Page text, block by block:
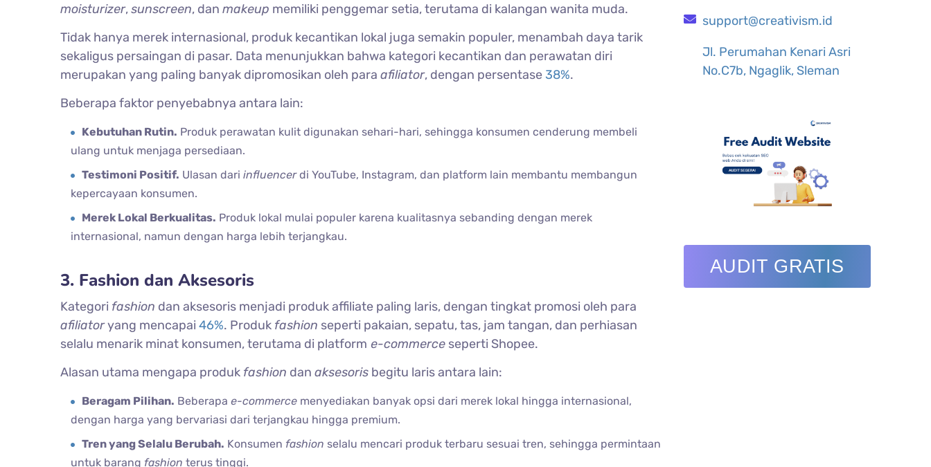
moisturizer,sunscreen, dan makeup memiliki penggemar setia, terutama di kalangan wanita muda.
Tidak hanya merek internasional, produk kecantikan lokal juga semakin populer, menambah daya tarik
sekaligus persaingan di pasar. Data menunjukkan bahwa kategori kecantikan dan perawatan diri
merupakan yang paling banyak dipromosikan oleh para afiliator, dengan persentase38%.
Beberapa faktor penyebabnya antara lain:
Kebutuhan Rutin. Produk perawatan kulit digunakan sehari-hari, sehingga konsumen cenderung membeli
ulang untuk menjaga persediaan.
Testimoni Positif. Ulasan dari influencerdi YouTube, Instagram, dan platform lain membantu membangun
kepercayaan konsumen.
Merek Lokal Berkualitas. Produk lokal mulai populer karena kualitasnya sebanding dengan merek
internasional, namun dengan harga lebih terjangkau.
3. Fashion dan Aksesoris
Kategori fashion dan aksesoris menjadi produk affiliate paling laris, dengan tingkat promosi oleh para
afiliatoryang mencapai 46%. Produk fashion seperti pakaian, sepatu, tas, jam tangan, dan perhiasan
selalu menarik minat konsumen, terutama di platform e-commerce seperti Shopee.
Alasan utama mengapa produk fashion dan aksesoris begitu laris antara lain:
Beragam Pilihan. Beberapa e-commerce menyediakan banyak opsi dari merek lokal hingga internasional,
dengan harga yang bervariasi dari terjangkau hingga premium.
Tren yang Selalu Berubah. Konsumen fashion selalu mencari produk terbaru sesuai tren, sehingga permintaan
untuk barang fashion terus tinggi.
support@creativism.id
Jl. Perumahan Kenari Asri
No.C7b, Ngaglik, Sleman
AUDIT GRATIS